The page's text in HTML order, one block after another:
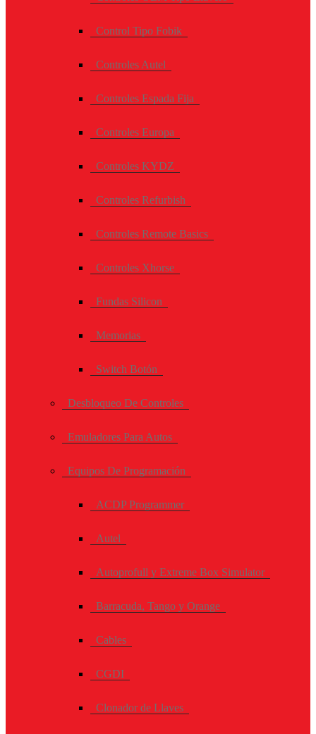
Control Tipo Fobik
Controles Autel
Controles Espada Fija
Controles Europa
Controles KYDZ
Controles Refurbish
Controles Remote Basics
Controles Xhorse
Fundas Silicon
Memorias
Switch Botón
Desbloqueo De Controles
Emuladores Para Autos
Equipos De Programación
ACDP Programmer
Autel
Autoprofull y Extreme Box Simulator
Barracuda, Tango y Orange
Cables
CGDI
Clonador de Llaves